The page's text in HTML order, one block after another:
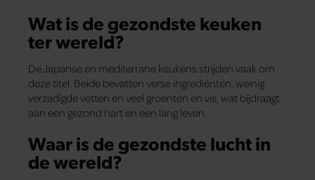
Wat is de gezondste keuken
ter wereld?
De Japanse en mediterrane keukens strijden vaak om
deze titel. Beide bevatten verse ingrediënten, weinig
verzadigde vetten en veel groenten en vis, wat bijdraagt
aan een gezond hart en een lang leven.
Waar is de gezondste lucht in
de wereld?